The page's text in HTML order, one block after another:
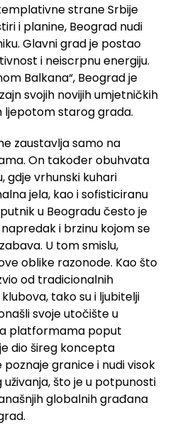
strane Srbije
i planine, Beograd nudi
Glavni grad je postao
i neiscrpnu energiju.
Balkana“, Beograd je
svojih novijih umjetničkih
starog grada.
zaustavlja samo na
On također obuhvata
gdje vrhunski kuhari
jela, kao i sofisticiranu
u Beogradu često je
i brzinu kojom se
U tom smislu,
oblike razonode. Kao što
od tradicionalnih
tako su i ljubitelji
svoje utočište u
platformama poput
dio šireg koncepta
granice i nudi visok
uživanja, što je u potpunosti
globalnih građana